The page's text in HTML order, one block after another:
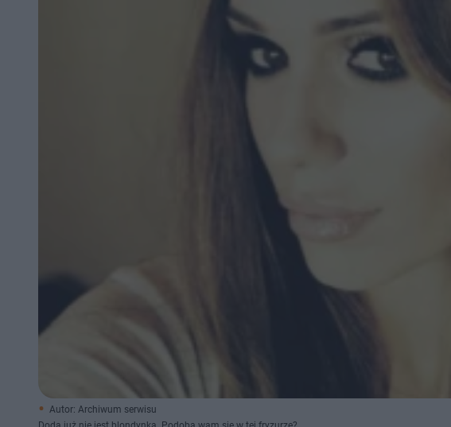
Autor: Archiwum serwisu